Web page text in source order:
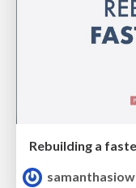
Rebuilding a
samanthasiow